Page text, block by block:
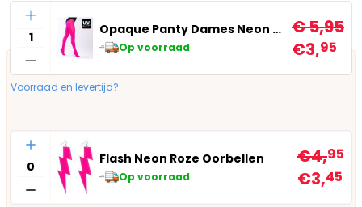
Aantal
Opaque Panty Dames Neon Roze
Op voorraad
€ 5,95
€3,95
Voorraad en levertijd?
Aantal
Flash Neon Roze Oorbellen
Op voorraad
€4,95
€3,45